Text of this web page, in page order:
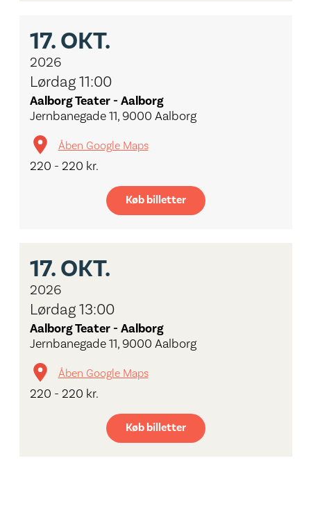
17.OKT.
2026
Lørdag 11:00
Aalborg Teater - Aalborg
Jernbanegade 11, 9000 Aalborg
Åben Google Maps
220 - 220 kr.
Køb billetter
17.OKT.
2026
Lørdag 13:00
Aalborg Teater - Aalborg
Jernbanegade 11, 9000 Aalborg
Åben Google Maps
220 - 220 kr.
Køb billetter